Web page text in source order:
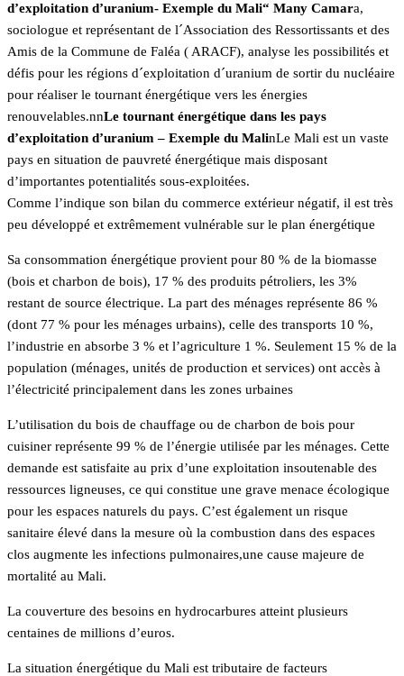
d’exploitation d’uranium- Exemple du Mali“ Many Camara,
sociologue et représentant de l´Association des Ressortissants et des
Amis de la Commune de Faléa ( ARACF), analyse les possibilités et
défis pour les régions d´exploitation d´uranium de sortir du nucléaire
pour réaliser le tournant énergétique vers les énergies
renouvelables.nnLe tournant énergétique dans les pays
d’exploitation d’uranium – Exemple du MalinLe Mali est un vaste
pays en situation de pauvreté énergétique mais disposant
d’importantes potentialités sous-exploitées.
Comme l’indique son bilan du commerce extérieur négatif, il est très
peu développé et extrêmement vulnérable sur le plan énergétique
Sa consommation énergétique provient pour 80 % de la biomasse
(bois et charbon de bois), 17 % des produits pétroliers, les 3%
restant de source électrique. La part des ménages représente 86 %
(dont 77 % pour les ménages urbains), celle des transports 10 %,
l’industrie en absorbe 3 % et l’agriculture 1 %. Seulement 15 % de la
population (ménages, unités de production et services) ont accès à
l’électricité principalement dans les zones urbaines
L’utilisation du bois de chauffage ou de charbon de bois pour
cuisiner représente 99 % de l’énergie utilisée par les ménages. Cette
demande est satisfaite au prix d’une exploitation insoutenable des
ressources ligneuses, ce qui constitue une grave menace écologique
pour les espaces naturels du pays. C’est également un risque
sanitaire élevé dans la mesure où la combustion dans des espaces
clos augmente les infections pulmonaires,une cause majeure de
mortalité au Mali.
La couverture des besoins en hydrocarbures atteint plusieurs
centaines de millions d’euros.
La situation énergétique du Mali est tributaire de facteurs